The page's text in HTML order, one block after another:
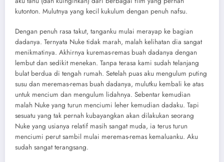
kutonton. Mulutnya yang kecil kukulum dengan penuh nafsu.
Dengan penuh rasa takut, tanganku mulai merayap ke bagian
dadanya. Ternyata Nuke tidak marah, malah kelihatan dia sangat
menikmatinya. Akhirnya kuremas-remas buah dadanya dengan
lembut dan sedikit menekan. Tanpa terasa kami sudah telanjang
bulat berdua di tengah rumah. Setelah puas aku mengulum puting
susu dan meremas-remas buah dadanya, mulutku kembali ke atas
untuk mencium dan mengulum lidahnya. Sebentar kemudian
malah Nuke yang turun menciumi leher kemudian dadaku. Tapi
sesuatu yang tak pernah kubayangkan akan dilakukan seorang
Nuke yang usianya relatif masih sangat muda, ia terus turun
menciumi perut sambil mulai meremas-remas kemaluanku. Aku
sudah sangat terangsang.